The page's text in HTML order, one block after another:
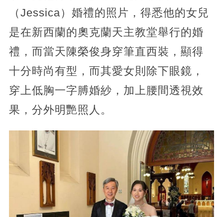
（Jessica）婚禮的照片，得悉他的女兒
是在新西蘭的奧克蘭天主教堂舉行的婚
禮，而當天陳榮俊身穿筆直西裝，顯得
十分時尚有型，而其愛女則除下眼鏡，
穿上低胸一字膊婚紗，加上腰間透視效
果，分外明艷照人。